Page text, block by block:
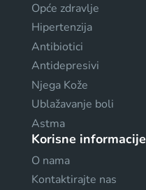
Opće zdravlje
Hipertenzija
Antibiotici
Antidepresivi
Njega Kože
Ublažavanje boli
Astma
Korisne informacije
O nama
Kontaktirajte nas